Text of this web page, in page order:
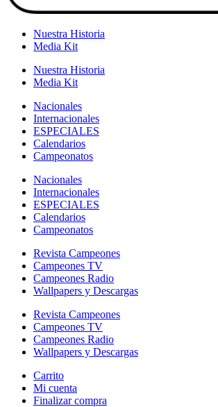
Nuestra Historia
Media Kit
Nuestra Historia
Media Kit
Nacionales
Internacionales
ESPECIALES
Calendarios
Campeonatos
Nacionales
Internacionales
ESPECIALES
Calendarios
Campeonatos
Revista Campeones
Campeones TV
Campeones Radio
Wallpapers y Descargas
Revista Campeones
Campeones TV
Campeones Radio
Wallpapers y Descargas
Carrito
Mi cuenta
Finalizar compra